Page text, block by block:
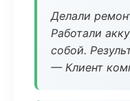
Делали
Работали
собой.
— Клиент